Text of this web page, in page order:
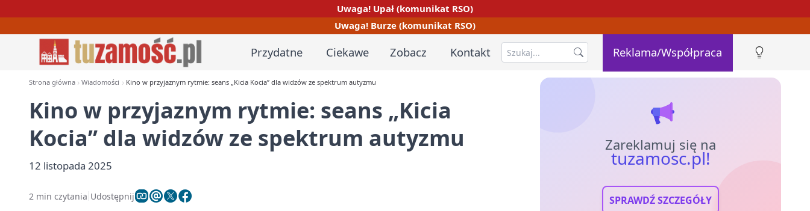
Uwaga! Upał (komunikat RSO)
Uwaga! Burze (komunikat RSO)
Przydatne Ciekawe Zobacz Kontakt Reklama/Współpraca
Strona główna Wiadomości Kino w przyjaznym rytmie: seans „Kicia Kocia” dla widzów ze spektrum autyzmu
Kino w przyjaznym rytmie: seans „Kicia
Kocia” dla widzów ze spektrum autyzmu
12 listopada 2025
2 min czytania Udostępnij
Zareklamuj się na
tuzamosc.pl!
SPRAWDŹ SZCZEGÓŁY